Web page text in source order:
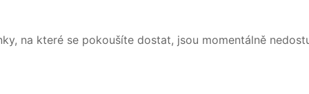
na které se pokoušíte dostat, jsou momentálně